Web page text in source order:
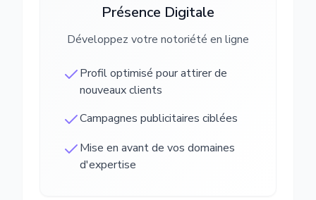
Présence Digitale
Développez votre notoriété en ligne
Profil optimisé pour attirer de
nouveaux clients
Campagnes publicitaires ciblées
Mise en avant de vos domaines
d'expertise